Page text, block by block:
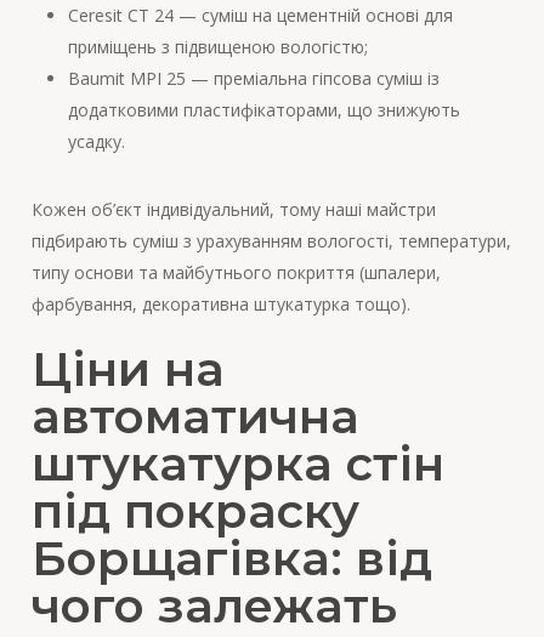
Ceresit CT 24 — суміш на цементній основі для
приміщень з підвищеною вологістю;
Baumit MPI 25 — преміальна гіпсова суміш із
додатковими пластифікаторами, що знижують
усадку.
Кожен об’єкт індивідуальний, тому наші майстри
підбирають суміш з урахуванням вологості, температури,
типу основи та майбутнього покриття (шпалери,
фарбування, декоративна штукатурка тощо).
Ціни на
автоматична
штукатурка стін
під покраску
Борщагівка: від
чого залежать